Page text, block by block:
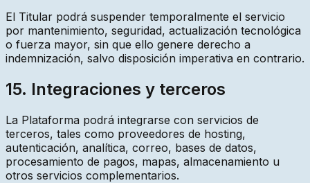
El Titular podrá suspender temporalmente el servicio
por mantenimiento, seguridad, actualización tecnológica
o fuerza mayor, sin que ello genere derecho a
indemnización, salvo disposición imperativa en contrario.
15. Integraciones y terceros
La Plataforma podrá integrarse con servicios de
terceros, tales como proveedores de hosting,
autenticación, analítica, correo, bases de datos,
procesamiento de pagos, mapas, almacenamiento u
otros servicios complementarios.